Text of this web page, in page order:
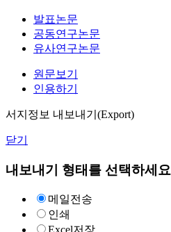
발표논문
공동연구논문
유사연구논문
원문보기
인용하기
서지정보 내보내기(Export)
닫기
내보내기 형태를 선택하세요
메일전송
인쇄